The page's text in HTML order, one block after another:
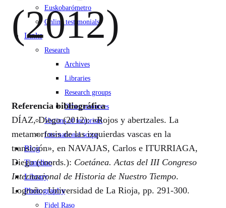
Euskobarómetro
Online testimonials
Links
Research
Archives
Libraries
Research groups
Other resources
Victims of terrorism
International scope
Blog
Timeline
Library
Photography
Fidel Raso
(2012)
Referencia bibliográfica
DÍAZ, Diego (2012): «Rojos y abertzales. La
metamorfosis de las izquierdas vascas en la
transición», en NAVAJAS, Carlos e ITURRIAGA,
Diego (coords.): Coetánea. Actas del III Congreso
Internacional de Historia de Nuestro Tiempo.
Logroño: Universidad de La Rioja, pp. 291-300.